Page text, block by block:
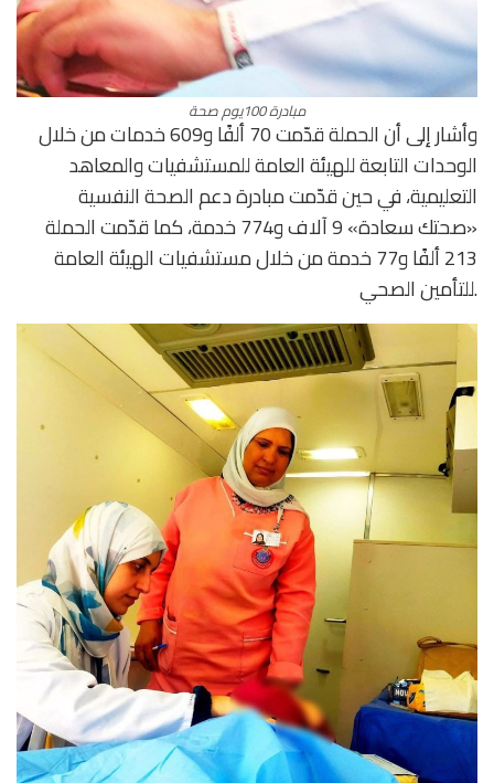
مبادرة 100يوم صحة
وأشار إلى أن الحملة قدّمت 70 ألفًا و609 خدمات من خلال
الوحدات التابعة للهيئة العامة للمستشفيات والمعاهد
التعليمية، في حين قدّمت مبادرة دعم الصحة النفسية
«صحتك سعادة» 9 آلاف و774 خدمة، كما قدّمت الحملة
213 ألفًا و77 خدمة من خلال مستشفيات الهيئة العامة
للتأمين الصحي.